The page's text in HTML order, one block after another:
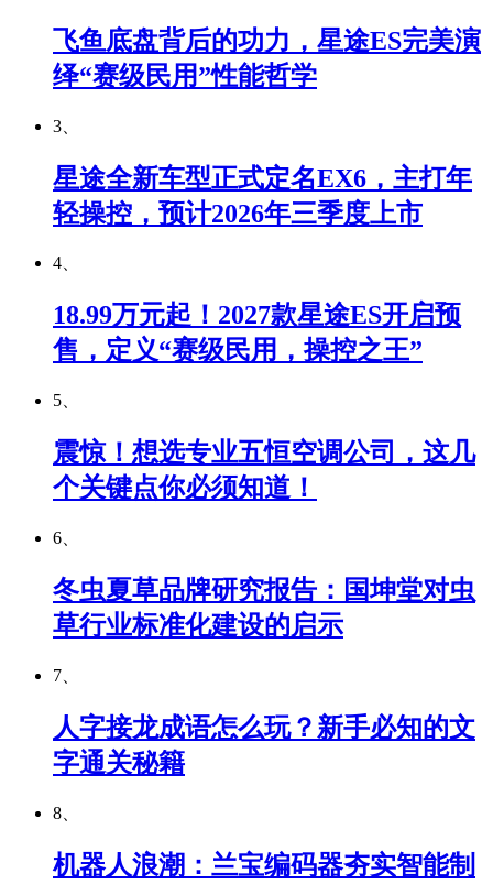
飞鱼底盘背后的功力，星途ES完美演
绎“赛级民用”性能哲学
3、
星途全新车型正式定名EX6，主打年
轻操控，预计2026年三季度上市
4、
18.99万元起！2027款星途ES开启预
售，定义“赛级民用，操控之王”
5、
震惊！想选专业五恒空调公司，这几
个关键点你必须知道！
6、
冬虫夏草品牌研究报告：国坤堂对虫
草行业标准化建设的启示
7、
人字接龙成语怎么玩？新手必知的文
字通关秘籍
8、
机器人浪潮：兰宝编码器夯实智能制